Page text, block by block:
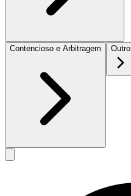
Contencioso e Arbitragem Outro